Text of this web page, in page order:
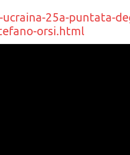
25a-puntata-
orsi.html